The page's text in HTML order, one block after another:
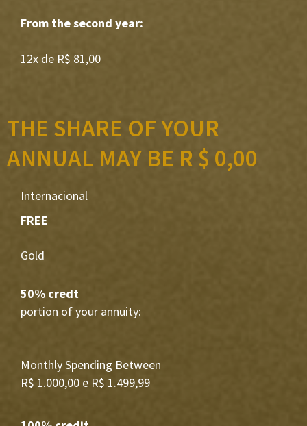
From the second year:
12x de R$ 81,00
THE SHARE OF YOUR
ANNUAL MAY BE R $ 0,00
Internacional
FREE
Gold
50% credt
portion of your annuity:
Monthly Spending Between
R$ 1.000,00 e R$ 1.499,99